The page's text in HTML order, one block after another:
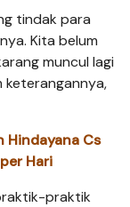
tindak para
Kita belum
muncul lagi
keterangannya,
Hindayana Cs
Hari
praktik